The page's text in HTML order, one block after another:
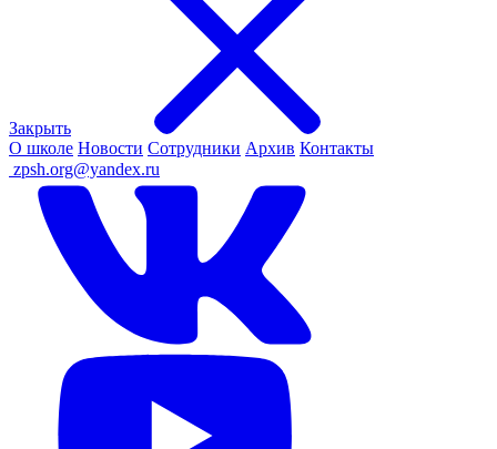
Закрыть
О школе Новости Сотрудники Архив Контакты
zpsh.org@yandex.ru